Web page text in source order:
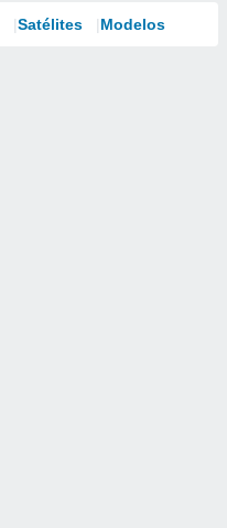
Satélites Modelos